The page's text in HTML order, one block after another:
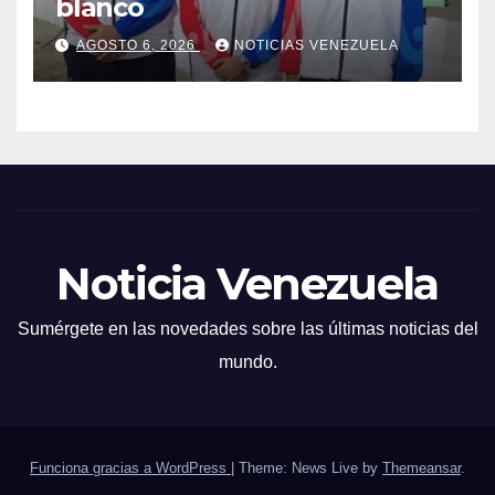
blanco
AGOSTO 6, 2026 NOTICIAS VENEZUELA
Noticia Venezuela
Sumérgete en las novedades sobre las últimas noticias del
mundo.
Funciona gracias a WordPress Theme: News Live by Themeansar.